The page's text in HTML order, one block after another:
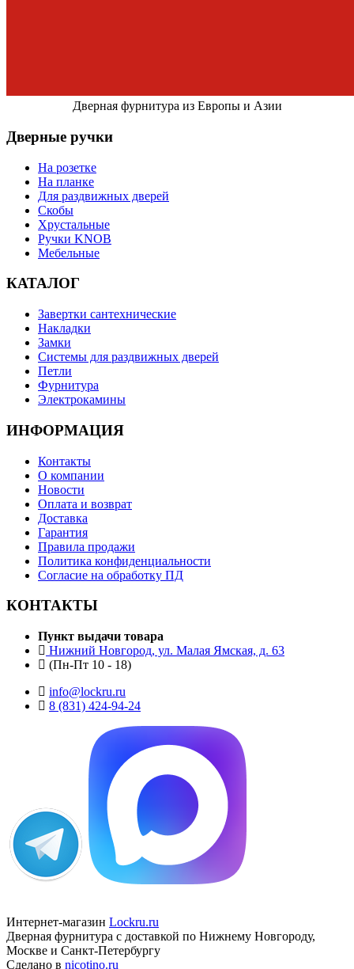
Дверная фурнитура из Европы и Азии
Дверные ручки
На розетке
На планке
Для раздвижных дверей
Скобы
Хрустальные
Ручки KNOB
Мебельные
КАТАЛОГ
Завертки сантехнические
Накладки
Замки
Системы для раздвижных дверей
Петли
Фурнитура
Электрокамины
ИНФОРМАЦИЯ
Контакты
О компании
Новости
Оплата и возврат
Доставка
Гарантия
Правила продажи
Политика конфиденциальности
Согласие на обработку ПД
КОНТАКТЫ
Пункт выдачи товара
Нижний Новгород, ул. Малая Ямская, д. 63
(Пн-Пт 10 - 18)
info@lockru.ru
8 (831) 424-94-24
Интернет-магазин Lockru.ru
Дверная фурнитура с доставкой по Нижнему Новгороду,
Москве и Санкт-Петербургу
Сделано в nicotino.ru